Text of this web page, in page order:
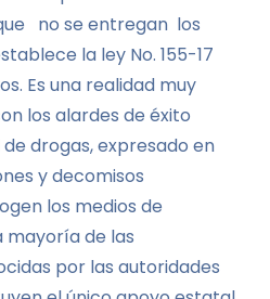
no se entregan los
la ley No. 155-17
Es una realidad muy
los alardes de éxito
drogas, expresado en
y decomisos
los medios de
mayoría de las
por las autoridades